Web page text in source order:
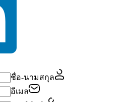
ชื่อ-นามสกุล
อีเมล